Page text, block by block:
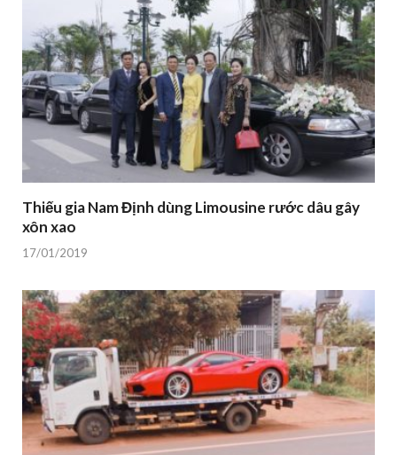
Thiếu gia Nam Định dùng Limousine rước dâu gây
xôn xao
17/01/2019